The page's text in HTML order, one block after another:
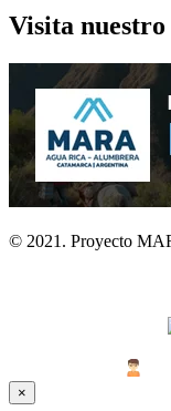
Visita
© 2021. Proyecto
×